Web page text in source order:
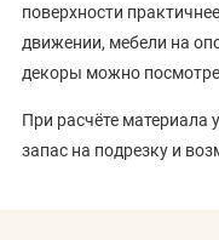
поверхности
движении, мебели на
декоры можно
При расчёте материала
запас на подрезку и